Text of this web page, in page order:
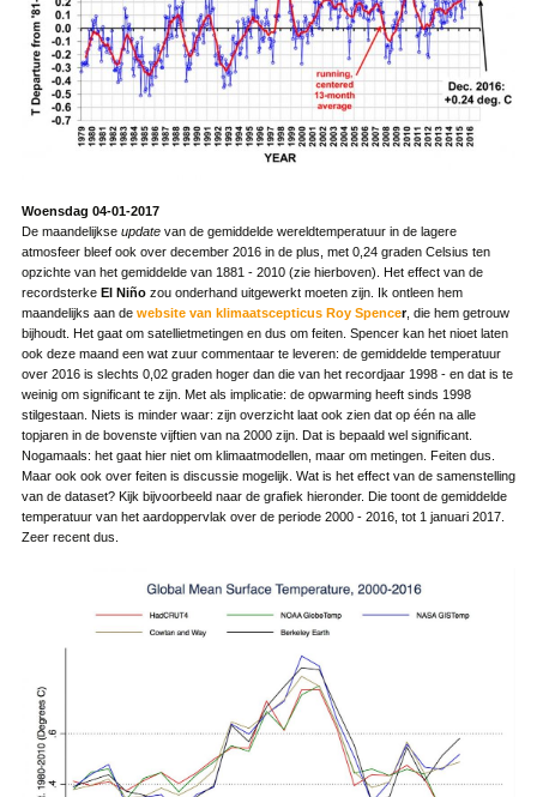
Woensdag 04-01-2017
De maandelijkse updatevan de gemiddelde wereldtemperatuur in de lagere
atmosfeer bleef ook over december 2016 in de plus, met 0,24 graden Celsius ten
opzichte van het gemiddelde van 1881 - 2010 (zie hierboven). Het effect van de
recordsterkeEl Niño zou onderhand uitgewerkt moeten zijn. Ik ontleen hem
maandelijks aan de website van klimaatscepticus Roy Spencer, die hem getrouw
bijhoudt. Het gaat om satellietmetingen en dus om feiten. Spencer kan het nioet laten
ook deze maand een wat zuur commentaar te leveren: de gemiddelde temperatuur
over 2016 is slechts 0,02 graden hoger dan die van het recordjaar 1998 - en dat is te
weinig om significant te zijn. Met als implicatie: de opwarming heeft sinds 1998
stilgestaan. Niets is minder waar: zijn overzicht laat ook zien dat op één na alle
topjaren in de bovenste vijftien van na 2000 zijn. Dat is bepaald wel significant.
Nogamaals: het gaat hier niet om klimaatmodellen, maar om metingen. Feiten dus.
Maar ook ook over feiten is discussie mogelijk. Wat is het effect van de samenstelling
van de dataset? Kijk bijvoorbeeld naar de grafiek hieronder. Die toont de gemiddelde
temperatuur van het aardoppervlak over de periode 2000 - 2016, tot 1 januari 2017.
Zeer recent dus.